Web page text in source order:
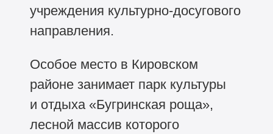
учреждения культурно-досугового
направления.
Особое место в Кировском
районе занимает парк культуры
и отдыха «Бугринская роща»,
лесной массив которого